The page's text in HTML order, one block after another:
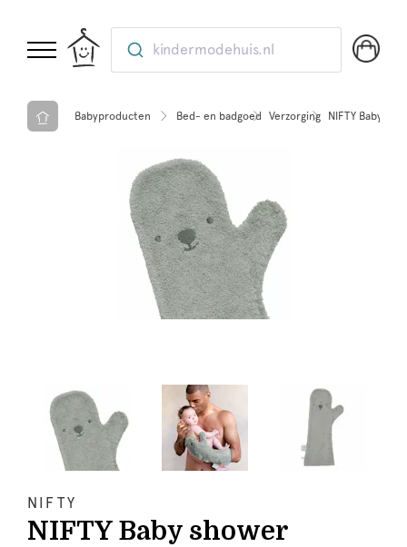
kindermodehuis.nl
Babyproducten Bed- en badgoed Verzorging NIFTY Baby
NIFTY
NIFTY Baby shower